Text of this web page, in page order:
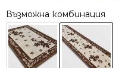
Възможна комбинация